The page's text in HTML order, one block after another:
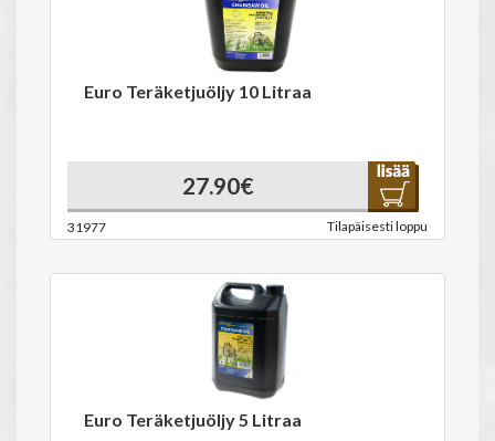
Euro Teräketjuöljy 10 Litraa
27.90€
31977 Tilapäisesti loppu
Euro Teräketjuöljy 5 Litraa